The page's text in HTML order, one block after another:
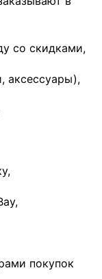
со скидками,
аксессуары),
покупок